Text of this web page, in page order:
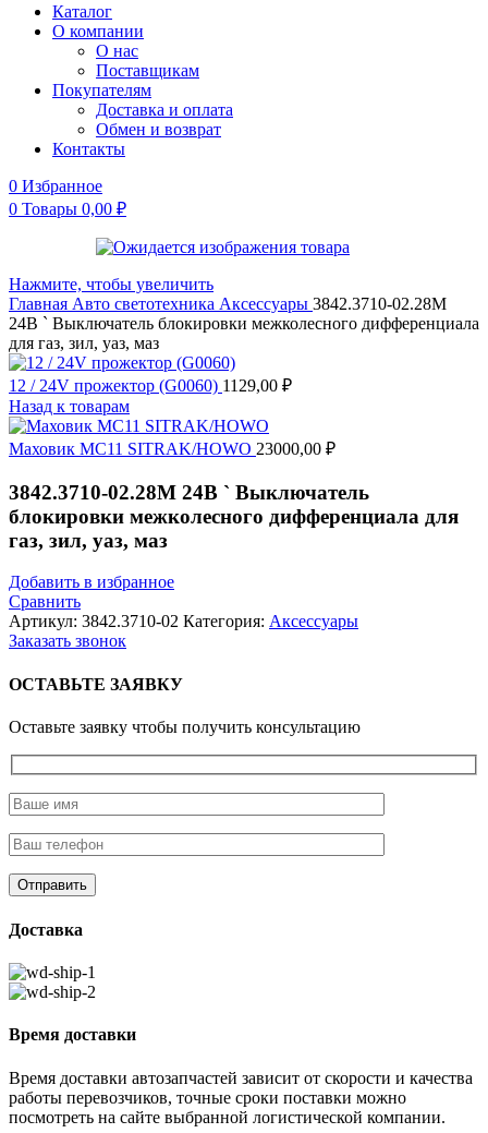
Каталог
О компании
О нас
Поставщикам
Покупателям
Доставка и оплата
Обмен и возврат
Контакты
0 Избранное
0 Товары 0,00 ₽
Нажмите, чтобы увеличить
Главная Авто светотехника Аксессуары 3842.3710-02.28М
24В ` Выключатель блокировки межколесного дифференциала
для газ, зил, уаз, маз
12 / 24V прожектор (G0060) 1129,00 ₽
Назад к товарам
Маховик MC11 SITRAK/HOWO 23000,00 ₽
3842.3710-02.28М 24В ` Выключатель
блокировки межколесного дифференциала для
газ, зил, уаз, маз
Добавить в избранное
Сравнить
Артикул: 3842.3710-02 Категория: Аксессуары
Заказать звонок
ОСТАВЬТЕ ЗАЯВКУ
Оставьте заявку чтобы получить консультацию
Доставка
Время доставки
Время доставки автозапчастей зависит от скорости и качества
работы перевозчиков, точные сроки поставки можно
посмотреть на сайте выбранной логистической компании.